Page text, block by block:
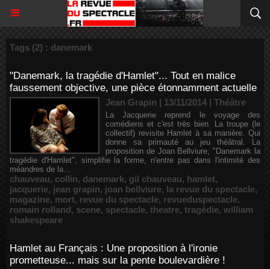
Tags (2) : danemark
"Danemark, la tragédie d'Hamlet"... Tout en malice
faussement objective, une pièce étonnamment actuelle
Jean Grapin | 13/11/2014 | Théâtre
La Jacquerie reprend le voyage des
comédiens et c'est très bien. La troupe (le
collectif) revisite Hamlet à sa manière. Qui
donne sa primauté au jeu théâtral. La
proposition de Joan Bellviure, "Danemark la
tragédie d'Hamlet", simplifie la forme, n'entre pas dans l'intimité des
méandres de la...
chauveau, collin, danemark, gil chauveau, hamlet,
jacquerie, jean grapin, joan bellviure, la revue du spectacle,
magazine, mort, revue du spectacle, revueduspectacle,
romain rolland, scene, spectacle, theatre, tragédie, william
shakespeare
Hamlet au Français : Une proposition à l'ironie
prometteuse... mais sur la pente boulevardière !